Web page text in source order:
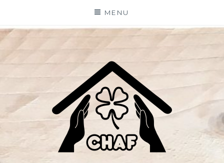
content
MENU